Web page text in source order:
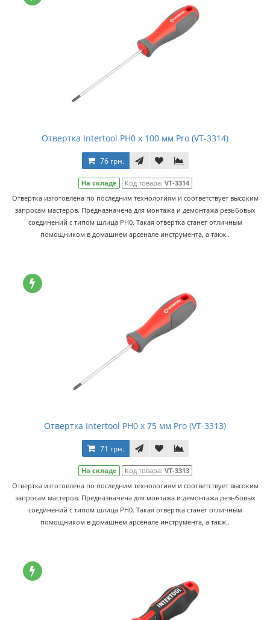
Отвертка Intertool PH0 x 100 мм Pro (VT-3314)
76 грн.
На складе Код товара: VT-3314
Отвертка изготовлена по последним технологиям и соответствует высоким
запросам мастеров. Предназначена для монтажа и демонтажа резьбовых
соединений с типом шлица PH0. Такая отвертка станет отличным
помощником в домашнем арсенале инструмента, а такж..
Отвертка Intertool PH0 x 75 мм Pro (VT-3313)
71 грн.
На складе Код товара: VT-3313
Отвертка изготовлена по последним технологиям и соответствует высоким
запросам мастеров. Предназначена для монтажа и демонтажа резьбовых
соединений с типом шлица PH0. Такая отвертка станет отличным
помощником в домашнем арсенале инструмента, а такж..